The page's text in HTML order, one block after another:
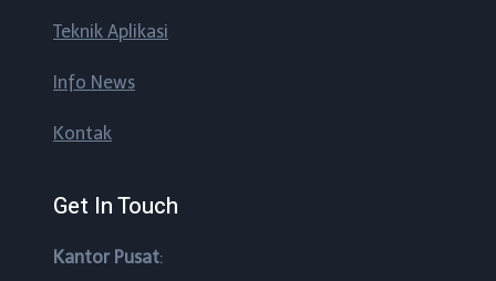
Teknik Aplikasi
Info News
Kontak
Get In Touch
Kantor Pusat: